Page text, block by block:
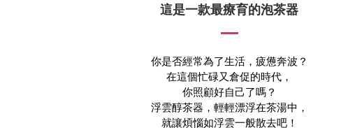
這是一款最療育的泡茶器
你是否經常為了生活，疲憊奔波？
在這個忙碌又倉促的時代，
你照顧好自己了嗎？
浮雲醇茶器，輕輕漂浮在茶湯中，
就讓煩惱如浮雲一般散去吧！